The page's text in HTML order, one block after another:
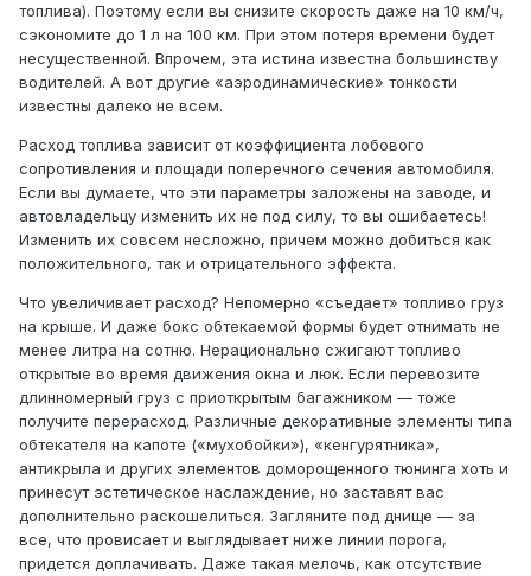
топлива). Поэтому если вы снизите скорость даже на 10 км/ч,
сэкономите до 1 л на 100 км. При этом потеря времени будет
несущественной. Впрочем, эта истина известна большинству
водителей. А вот другие «аэродинамические» тонкости
известны далеко не всем.
Расход топлива зависит от коэффициента лобового
сопротивления и площади поперечного сечения автомобиля.
Если вы думаете, что эти параметры заложены на заводе, и
автовладельцу изменить их не под силу, то вы ошибаетесь!
Изменить их совсем несложно, причем можно добиться как
положительного, так и отрицательного эффекта.
Что увеличивает расход? Непомерно «съедает» топливо груз
на крыше. И даже бокс обтекаемой формы будет отнимать не
менее литра на сотню. Нерационально сжигают топливо
открытые во время движения окна и люк. Если перевозите
длинномерный груз с приоткрытым багажником — тоже
получите перерасход. Различные декоративные элементы типа
обтекателя на капоте («мухобойки»), «кенгурятника»,
антикрыла и других элементов доморощенного тюнинга хоть и
принесут эстетическое наслаждение, но заставят вас
дополнительно раскошелиться. Загляните под днище — за
все, что провисает и выглядывает ниже линии порога,
придется доплачивать. Даже такая мелочь, как отсутствие